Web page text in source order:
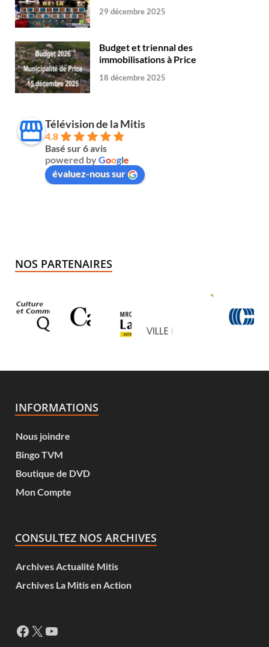
29 décembre 2025
Budget et triennal des
immobilisations à Price
18 décembre 2025
Télévision de la Mitis
4.8
Basé sur 6 avis
powered byGoogle
évaluez-nous sur
NOS PARTENAIRES
INFORMATIONS
Nous joindre
Bingo TVM
Boutique de DVD
Mon Compte
CONSULTEZ NOS ARCHIVES
Archives Actualité Mitis
Archives La Mitis en Action